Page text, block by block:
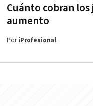
Cuánto cobran
aumento
PoriProfesional